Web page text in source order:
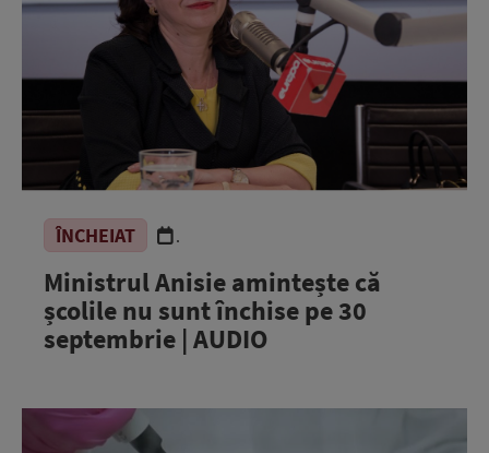
ÎNCHEIAT .
Ministrul Anisie amintește că
școlile nu sunt închise pe 30
septembrie | AUDIO